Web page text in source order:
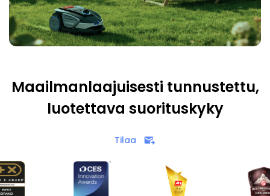
Maailmanlaajuisesti tunnustettu,
luotettava suorituskyky
Tilaa